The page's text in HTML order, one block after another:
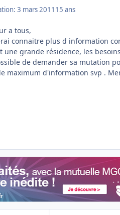
3 mars 2011 15 ans
a tous,
connaitre plus d information
une grande résidence, les
de demander sa mutation
maximum d'information svp .